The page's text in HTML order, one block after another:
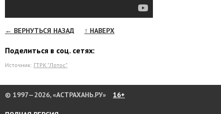
← ВЕРНУТЬСЯ НАЗАД ↑ НАВЕРХ
Поделиться в соц. сетях:
Источник: ГТРК "Лотос"
© 1997—2026, «АСТРАХАНЬ.РУ» 16+